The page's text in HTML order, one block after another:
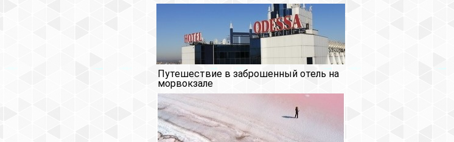
Путешествие в заброшенный отель на
морвокзале